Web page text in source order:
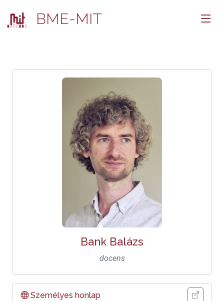
BME-MIT
Bank Balázs
docens
Személyes honlap